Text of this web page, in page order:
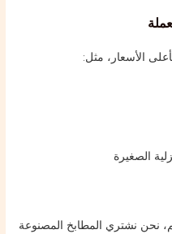
الأسعار، مثل:
الصغيرة
نحن نشتري المطابخ المصنوعة